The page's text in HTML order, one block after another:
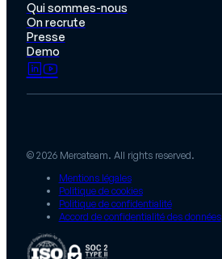
Qui sommes-nous
On recrute
Presse
Demo
© 2026 Mercateam. All rights reserved.
Mentions légales
Politique de cookies
Politique de confidentialité
Accord de confidentialité des données